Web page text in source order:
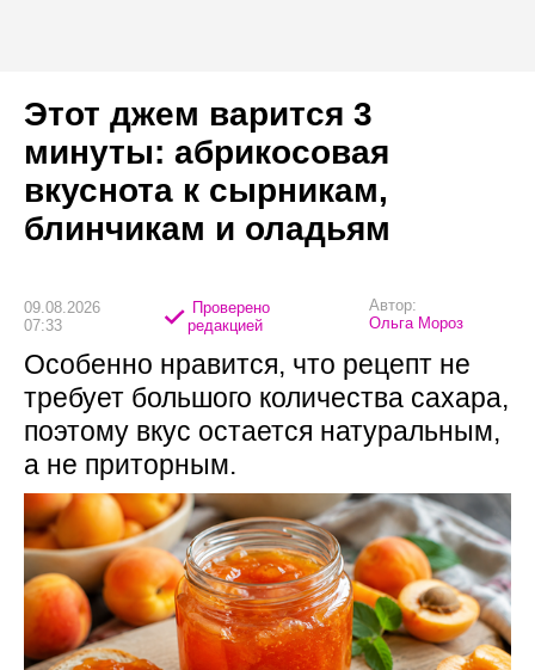
Этот джем варится 3
минуты: абрикосовая
вкуснота к сырникам,
блинчикам и оладьям
09.08.2026
07:33
Проверено
редакцией
Автор:
Ольга Мороз
Особенно нравится, что рецепт не
требует большого количества сахара,
поэтому вкус остается натуральным,
а не приторным.